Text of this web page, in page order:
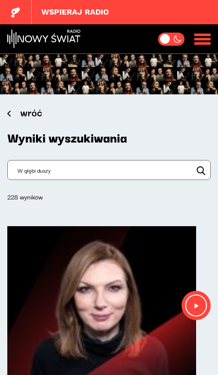
WSPIERAJ RADIO
wróć
Wyniki wyszukiwania
228 wyników